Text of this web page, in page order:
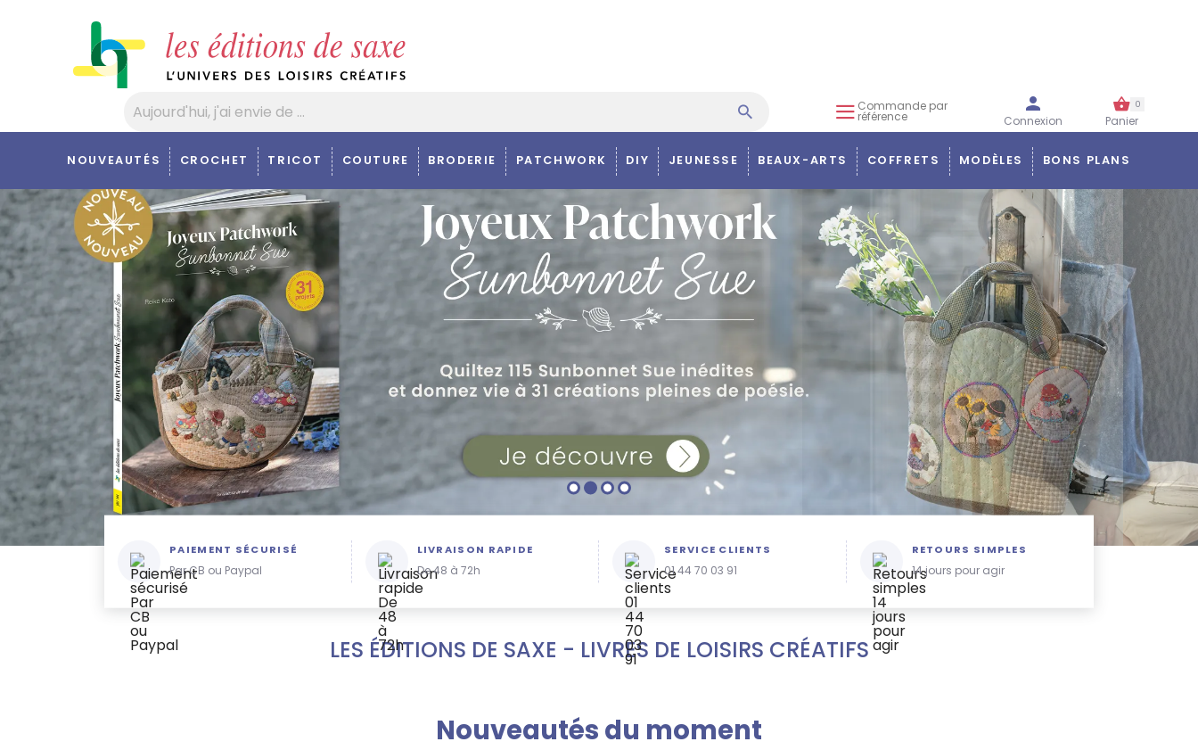
Commande par
référence Connexion Panier
0
NOUVEAUTÉS CROCHET TRICOT COUTURE BRODERIE PATCHWORK DIY JEUNESSE BEAUX-ARTS COFFRETS MODÈLES BONS PLANS
PAIEMENT SÉCURISÉ
Par CB ou Paypal
LIVRAISON RAPIDE
De 48 à 72h
SERVICE CLIENTS
01 44 70 03 91
RETOURS SIMPLES
14 jours pour agir
LES ÉDITIONS DE SAXE - LIVRES DE LOISIRS CRÉATIFS
Nouveautés du moment